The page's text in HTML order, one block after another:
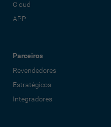
Cloud
APP
Parceiros
Revendedores
Estratégicos
Integradores